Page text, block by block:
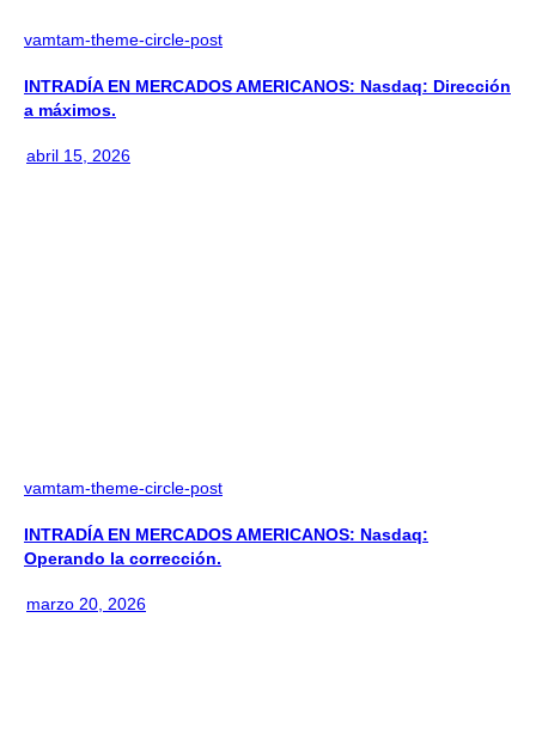
vamtam-theme-circle-post
INTRADÍA EN MERCADOS AMERICANOS: Nasdaq: Dirección
a máximos.
abril 15, 2026
vamtam-theme-circle-post
INTRADÍA EN MERCADOS AMERICANOS: Nasdaq:
Operando la corrección.
marzo 20, 2026